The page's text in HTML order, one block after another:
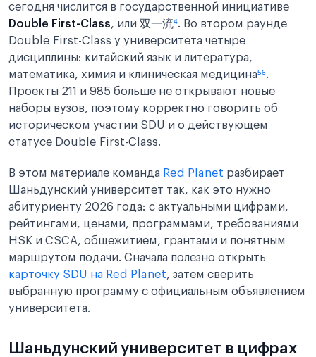
сегодня числится в государственной инициативе
Double First-Class, или 双一流⁴. Во втором раунде
Double First-Class у университета четыре
дисциплины: китайский язык и литература,
математика, химия и клиническая медицина⁵⁶.
Проекты 211 и 985 больше не открывают новые
наборы вузов, поэтому корректно говорить об
историческом участии SDU и о действующем
статусе Double First-Class.
В этом материале команда Red Planet разбирает
Шаньдунский университет так, как это нужно
абитуриенту 2026 года: с актуальными цифрами,
рейтингами, ценами, программами, требованиями
HSK и CSCA, общежитием, грантами и понятным
маршрутом подачи. Сначала полезно открыть
карточку SDU на Red Planet, затем сверить
выбранную программу с официальным объявлением
университета.
Шаньдунский университет в цифрах